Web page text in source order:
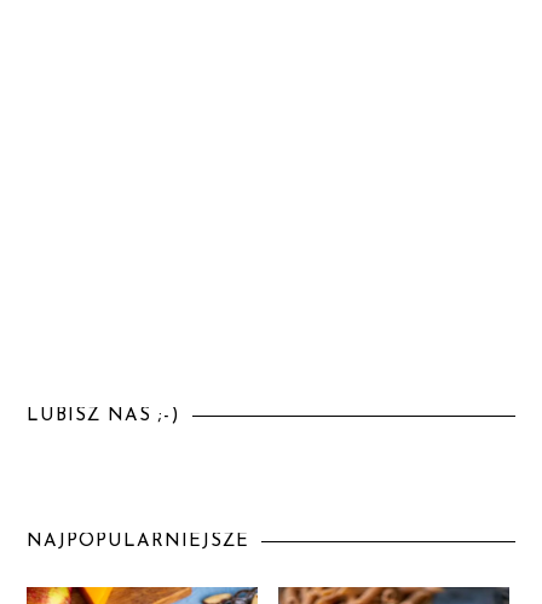
LUBISZ NAS ;-)
NAJPOPULARNIEJSZE